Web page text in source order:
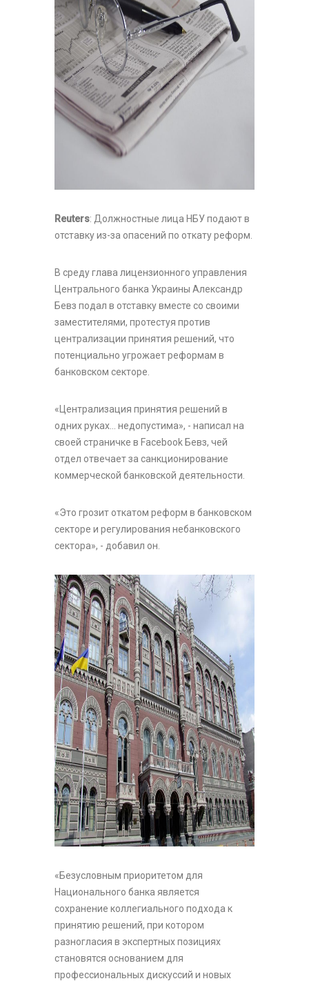
Reuters: Должностные лица НБУ подают в
отставку из-за опасений по откату реформ.
В среду глава лицензионного управления
Центрального банка Украины Александр
Бевз подал в отставку вместе со своими
заместителями, протестуя против
централизации принятия решений, что
потенциально угрожает реформам в
банковском секторе.
«Централизация принятия решений в
одних руках... недопустима», - написал на
своей страничке в Facebook Бевз, чей
отдел отвечает за санкционирование
коммерческой банковской деятельности.
«Это грозит откатом реформ в банковском
секторе и регулирования небанковского
сектора», - добавил он.
«Безусловным приоритетом для
Национального банка является
сохранение коллегиального подхода к
принятию решений, при котором
разногласия в экспертных позициях
становятся основанием для
профессиональных дискуссий и новых